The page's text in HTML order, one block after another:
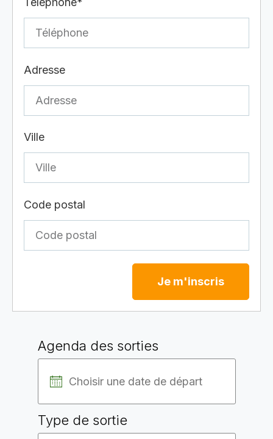
Adresse
Ville
Code postal
Je m'inscris
Agenda des sorties
Type de sortie